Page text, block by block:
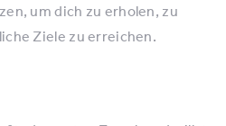
um dich zu erholen, zu
Ziele zu erreichen.